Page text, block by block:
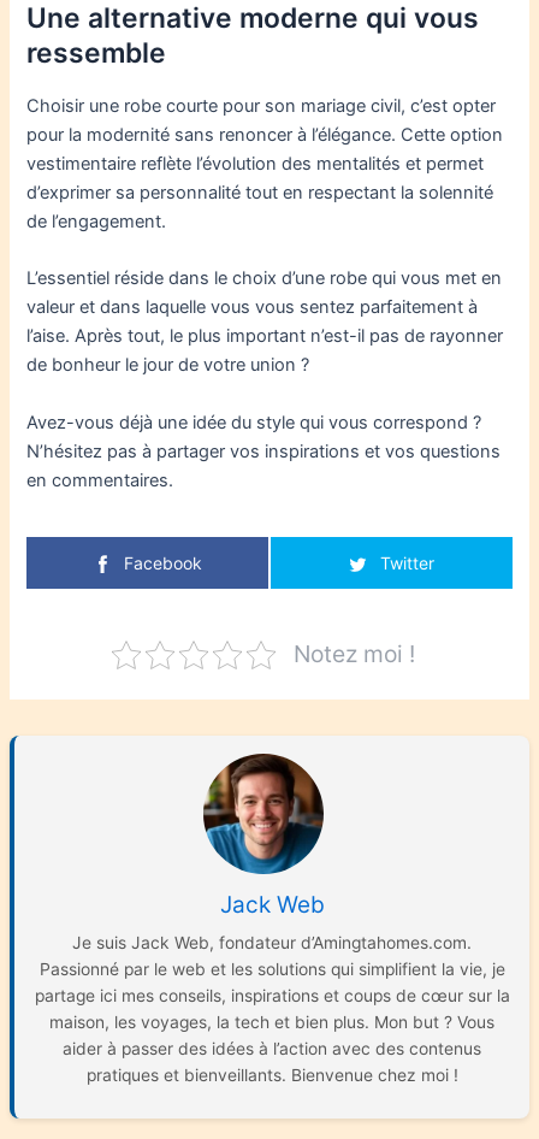
Une alternative moderne qui vous
ressemble
Choisir une robe courte pour son mariage civil, c’est opter
pour la modernité sans renoncer à l’élégance. Cette option
vestimentaire reflète l’évolution des mentalités et permet
d’exprimer sa personnalité tout en respectant la solennité
de l’engagement.
L’essentiel réside dans le choix d’une robe qui vous met en
valeur et dans laquelle vous vous sentez parfaitement à
l’aise. Après tout, le plus important n’est-il pas de rayonner
de bonheur le jour de votre union ?
Avez-vous déjà une idée du style qui vous correspond ?
N’hésitez pas à partager vos inspirations et vos questions
en commentaires.
Facebook Twitter
Notez moi !
Jack Web
Je suis Jack Web, fondateur d’Amingtahomes.com.
Passionné par le web et les solutions qui simplifient la vie, je
partage ici mes conseils, inspirations et coups de cœur sur la
maison, les voyages, la tech et bien plus. Mon but ? Vous
aider à passer des idées à l’action avec des contenus
pratiques et bienveillants. Bienvenue chez moi !